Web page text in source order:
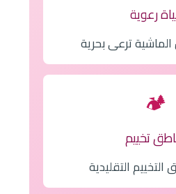
رعوية
ترعى بحرية
🏕️
تخييم
التخييم التقليدية